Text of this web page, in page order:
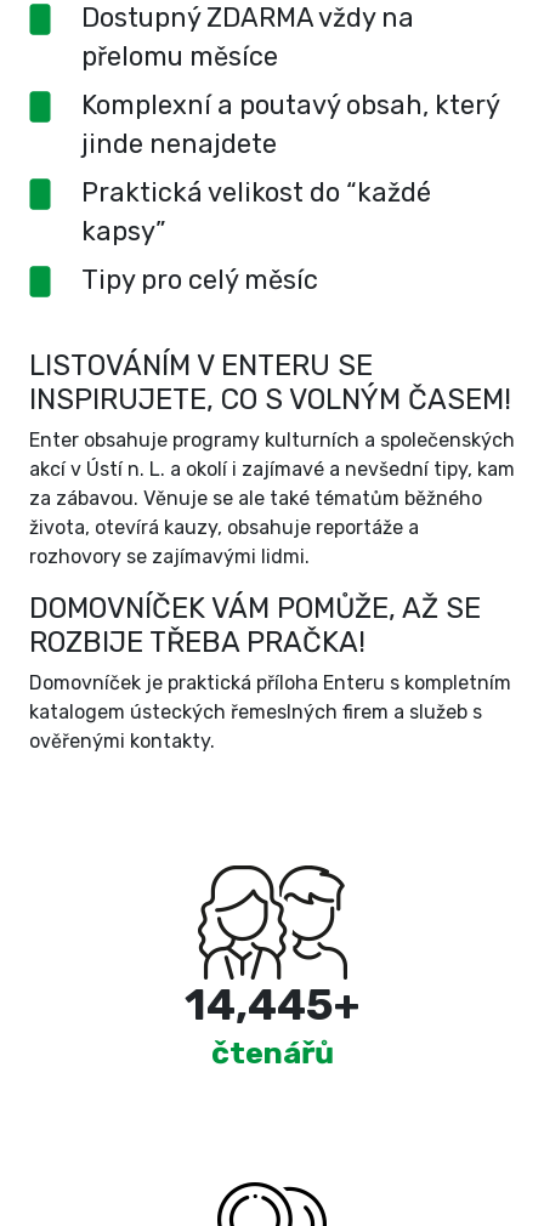
Dostupný ZDARMA vždy na
přelomu měsíce
Komplexní a poutavý obsah, který
jinde nenajdete
Praktická velikost do “každé
kapsy”
Tipy pro celý měsíc
LISTOVÁNÍM V ENTERU SE
INSPIRUJETE, CO S VOLNÝM ČASEM!
Enter obsahuje programy kulturních a společenských
akcí v Ústí n. L. a okolí i zajímavé a nevšední tipy, kam
za zábavou. Věnuje se ale také tématům běžného
života, otevírá kauzy, obsahuje reportáže a
rozhovory se zajímavými lidmi.
DOMOVNÍČEK VÁM POMŮŽE, AŽ SE
ROZBIJE TŘEBA PRAČKA!
Domovníček je praktická příloha Enteru s kompletním
katalogem ústeckých řemeslných firem a služeb s
ověřenými kontakty.
15,000+
čtenářů